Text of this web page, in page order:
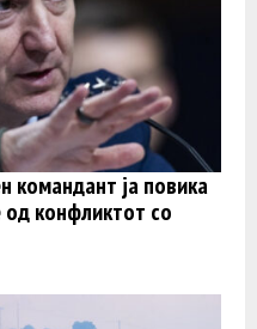
командант ја повика
од конфликтот со